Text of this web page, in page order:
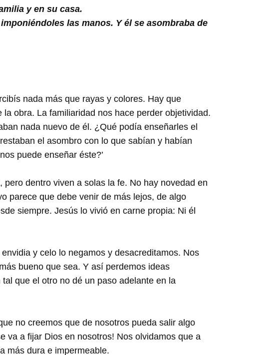
y en su casa.
las manos. Y él se asombraba de
nada más que rayas y colores. Hay que
obra. La familiaridad nos hace perder objetividad.
nada nuevo de él. ¿Qué podía enseñarles el
el asombro con lo que sabían y habían
puede enseñar éste?’
dentro viven a solas la fe. No hay novedad en
parece que debe venir de más lejos, de algo
siempre. Jesús lo vivió en carne propia: Ni él
y celo lo negamos y desacreditamos. Nos
bueno que sea. Y así perdemos ideas
que el otro no dé un paso adelante en la
no creemos que de nosotros pueda salir algo
va a fijar Dios en nosotros! Nos olvidamos que a
más dura e impermeable.